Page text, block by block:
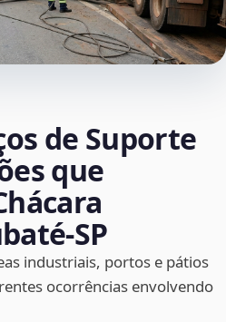
de Suporte
que
industriais, portos e pátios
ocorrências envolvendo